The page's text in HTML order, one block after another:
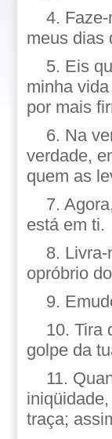
4.
meus dias
5. Eis
minha
por mais
6. Na
verdade,
quem as
7.
está em ti.
8.
opróbrio
9.
10. Tira
golpe da
11.
traça;